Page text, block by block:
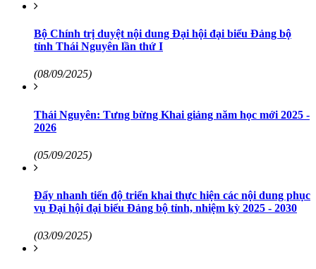
Bộ Chính trị duyệt nội dung Đại hội đại biểu Đảng bộ
tỉnh Thái Nguyên lần thứ I
(08/09/2025)
Thái Nguyên: Tưng bừng Khai giảng năm học mới 2025 -
2026
(05/09/2025)
Đẩy nhanh tiến độ triển khai thực hiện các nội dung phục
vụ Đại hội đại biểu Đảng bộ tỉnh, nhiệm kỳ 2025 - 2030
(03/09/2025)